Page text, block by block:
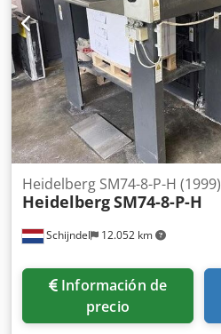
Schijndel 12.052 km
Heidelberg SM74-8-P-H (1999)
HeidelbergSM74-8-P-H
Información de
precio